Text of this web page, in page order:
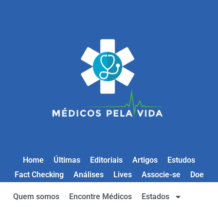
Home Últimas Editoriais Artigos
Estudos
Fact Checking
Análises Lives Associe-se Doe
Quem somos Encontre Médicos Estados